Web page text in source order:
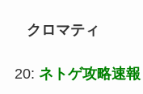
クロマティ
20: ネトゲ攻略速報